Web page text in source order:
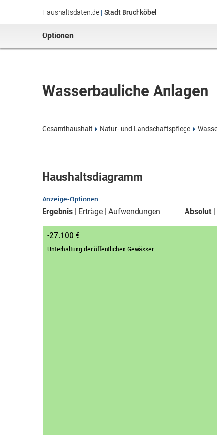
Haushaltsdaten.de | Stadt Bruchköbel
Optionen
Wasserbauliche Anlagen
Gesamthaushalt Natur- und Landschaftspflege
Haushaltsdiagramm
Anzeige-Optionen
Ergebnis Erträge Aufwendungen Absolut
-27.100 €
Unterhaltung der öffentlichen Gewässer